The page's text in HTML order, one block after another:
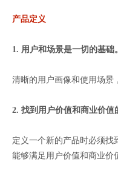
产品定义
1. 用户和场景是一切的基础。
清晰的用户画像和使用场景
2. 找到用户价值和商业价值
定义一个新的产品时必须找
能够满足用户价值和商业价